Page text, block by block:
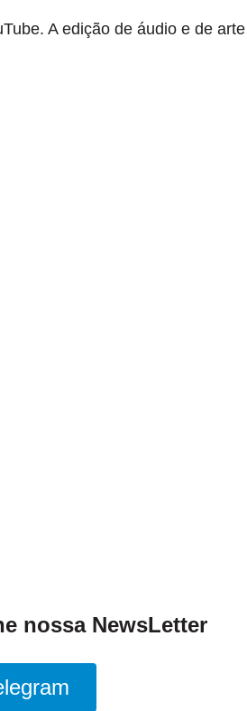
A edição de áudio e de
nossa NewsLetter